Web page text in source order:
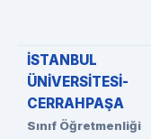
İSTANBUL
ÜNİVERSİTESİ-
CERRAHPAŞA
Sınıf Öğretmenliği